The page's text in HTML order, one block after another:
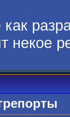
некое